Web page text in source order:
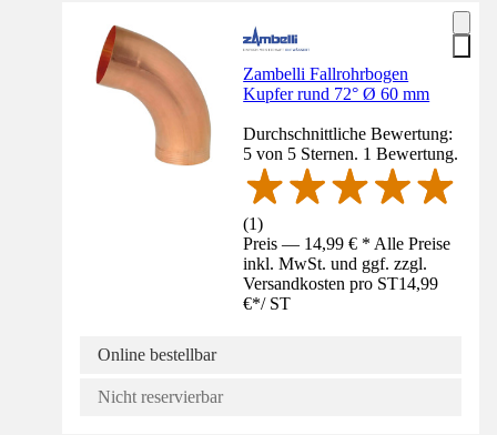
Zambelli Fallrohrbogen
Kupfer rund 72° Ø 60 mm
Durchschnittliche Bewertung:
5 von 5 Sternen. 1 Bewertung.
(1)
Preis — 14,99 € * Alle Preise
inkl. MwSt. und ggf. zzgl.
Versandkosten pro ST14,99
€*/ ST
Online bestellbar
Nicht reservierbar